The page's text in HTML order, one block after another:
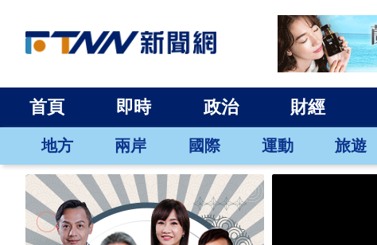
首頁 即時 政治 財經
地方 兩岸 國際 運動 旅遊